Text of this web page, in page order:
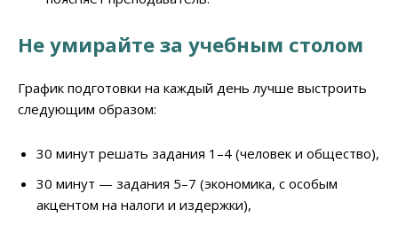
Не умирайте за учебным столом
График подготовки на каждый день лучше выстроить
следующим образом:
30 минут решать задания 1–4 (человек и общество),
30 минут — задания 5–7 (экономика, с особым
акцентом на налоги и издержки),